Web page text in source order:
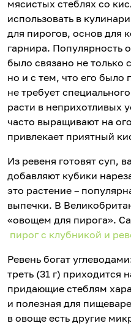
мясистых стеблях со
использовать в
для пирогов, основ для
гарнира. Популярность
было связано не только
но и с тем, что его было
не требует
расти в неприхотливых
часто выращивают на
привлекает приятный
Из ревеня готовят суп,
добавляют кубики
это растение –
выпечки. В
«овощем для пирога».
пирог с клубникой и
Ревень богат
треть (31 г) приходится
придающие стеблям
и полезная для
в овоще есть другие